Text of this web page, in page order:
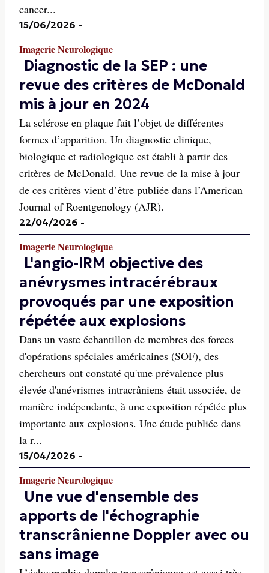
cancer...
15/06/2026 -
Imagerie Neurologique
Diagnostic de la SEP : une
revue des critères de McDonald
mis à jour en 2024
La sclérose en plaque fait l’objet de différentes
formes d’apparition. Un diagnostic clinique,
biologique et radiologique est établi à partir des
critères de McDonald. Une revue de la mise à jour
de ces critères vient d’être publiée dans l’American
Journal of Roentgenology (AJR).
22/04/2026 -
Imagerie Neurologique
L'angio-IRM objective des
anévrysmes intracérébraux
provoqués par une exposition
répétée aux explosions
Dans un vaste échantillon de membres des forces
d'opérations spéciales américaines (SOF), des
chercheurs ont constaté qu'une prévalence plus
élevée d'anévrismes intracrâniens était associée, de
manière indépendante, à une exposition répétée plus
importante aux explosions. Une étude publiée dans
la r...
15/04/2026 -
Imagerie Neurologique
Une vue d'ensemble des
apports de l'échographie
transcrânienne Doppler avec ou
sans image